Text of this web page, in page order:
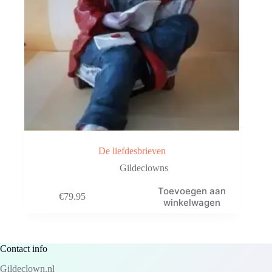
De liefdesbrieven
Gildeclowns
€79.95
Toevoegen aan
winkelwagen
Contact info
Gildeclown.nl